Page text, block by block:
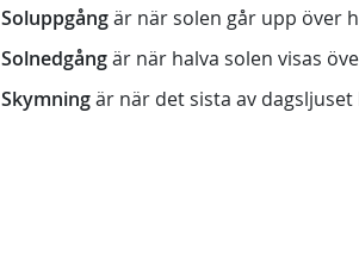
Soluppgångär när solen går upp över
Solnedgångär när halva solen visas
Skymningär när det sista av